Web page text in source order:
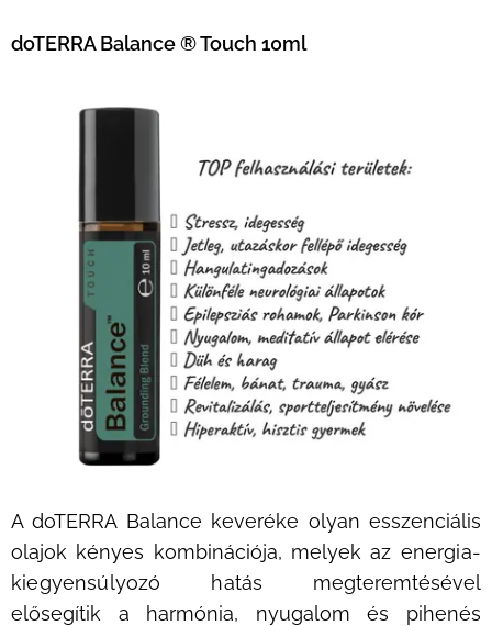
doTERRA Balance ® Touch 10ml
A doTERRA Balance keveréke olyan esszenciális
olajok kényes kombinációja, melyek az energia-
kiegyensúlyozó hatás megteremtésével
elősegítik a harmónia, nyugalom és pihenés